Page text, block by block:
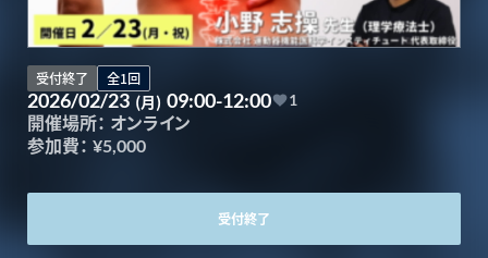
受付終了 全1回
2026/02/23 (月) 09:00-12:00 1
開催場所： オンライン
参加費： ¥5,000
受付終了